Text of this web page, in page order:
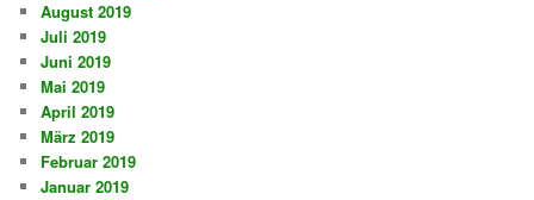
August 2019
Juli 2019
Juni 2019
Mai 2019
April 2019
März 2019
Februar 2019
Januar 2019